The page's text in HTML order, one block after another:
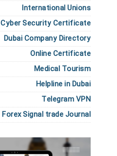
International Unions
Cyber Security Certificate
Dubai Company Directory
Online Certificate
Medical Tourism
Helpline in Dubai
Telegram VPN
Forex Signal trade Journal